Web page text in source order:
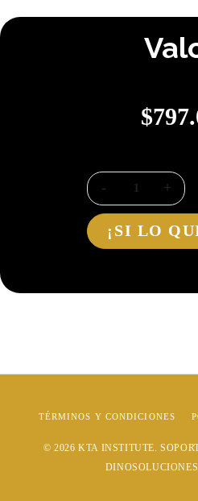
$
¡SI LO
TÉRMINOS Y CONDICIONES
© 2026KTA INSTITUTE .